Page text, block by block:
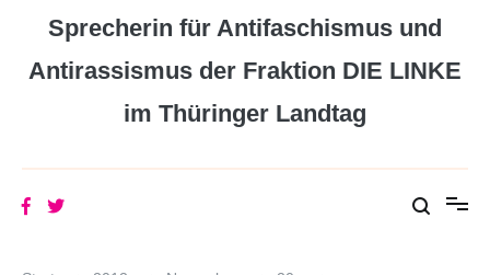
Sprecherin für Antifaschismus und
Antirassismus der Fraktion DIE LINKE
im Thüringer Landtag